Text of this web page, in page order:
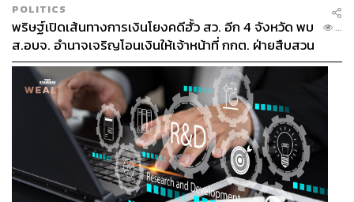
POLITICS
พริษฐ์เปิดเส้นทางการเงินโยงคดีฮั้ว สว. อีก 4 จังหวัด พบ
ส.อบจ. อำนาจเจริญโอนเงินให้เจ้าหน้าที่ กกต. ฝ่ายสืบสวน
...